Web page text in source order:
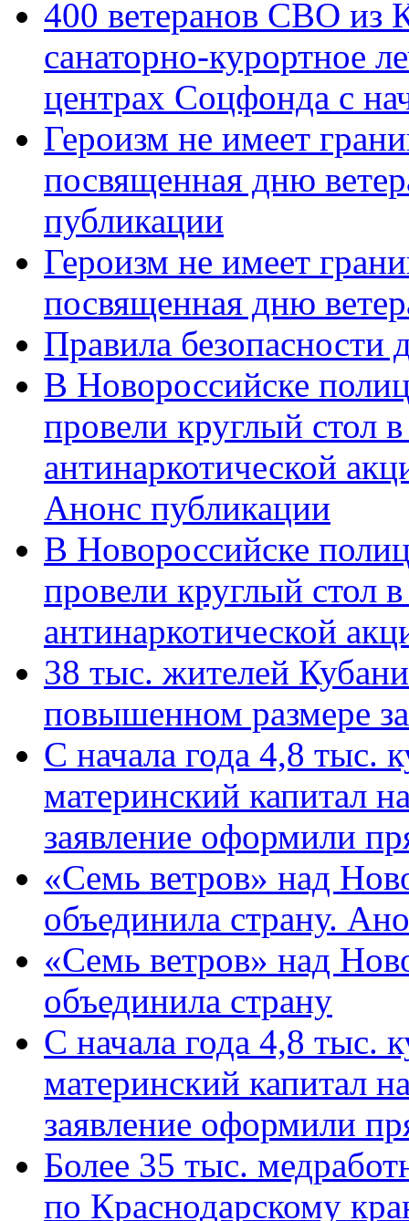
400 ветеранов СВО из
санаторно-курортное
центрах Соцфонда с
Героизм не имеет
посвященная дню
публикации
Героизм не имеет
посвященная дню
Правила безопасности
В Новороссийске
провели круглый стол
антинаркотической
Анонс публикации
В Новороссийске
провели круглый стол
антинаркотической
38 тыс. жителей
повышенном размере
С начала года 4,8 тыс.
материнский капитал
заявление оформили
«Семь ветров» над
объединила страну.
«Семь ветров» над
объединила страну
С начала года 4,8 тыс.
материнский капитал
заявление оформили
Более 35 тыс.
по Краснодарскому